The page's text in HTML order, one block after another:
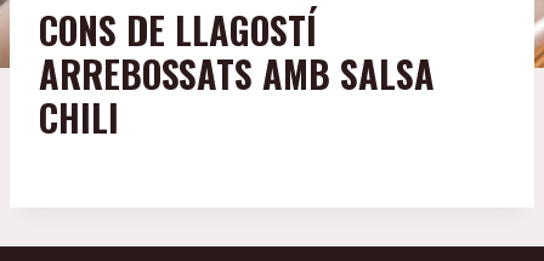
CONS DE LLAGOSTÍ
ARREBOSSATS AMB SALSA
CHILI